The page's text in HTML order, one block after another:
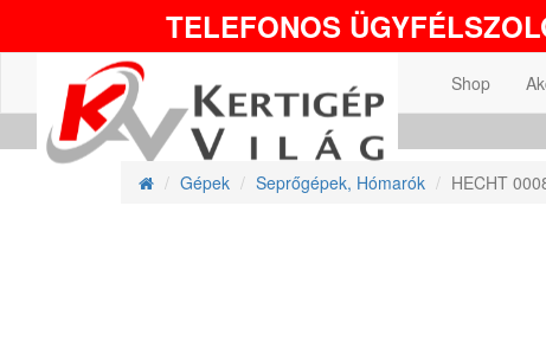
TELEFONOS
Shop
Gépek Seprőgépek, Hómarók HECHT